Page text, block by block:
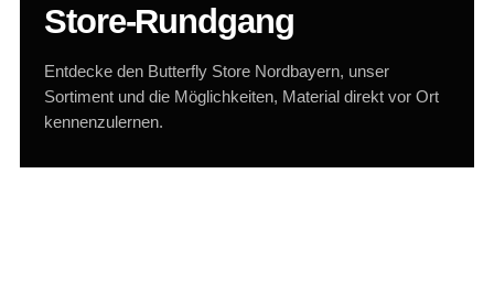
Store-Rundgang
Entdecke den Butterfly Store Nordbayern, unser
Sortiment und die Möglichkeiten, Material direkt vor Ort
kennenzulernen.